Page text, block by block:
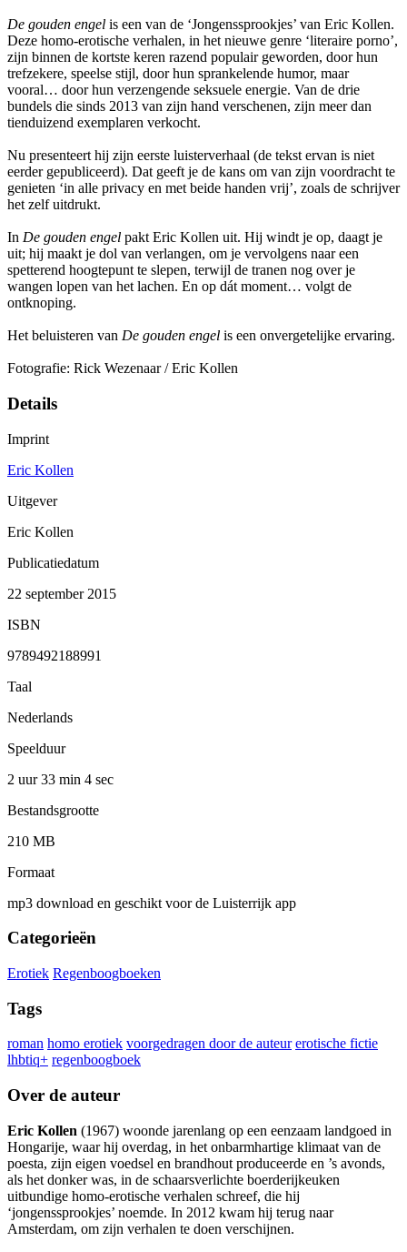
De gouden engel is een van de ‘Jongenssprookjes’ van Eric Kollen.
Deze homo-erotische verhalen, in het nieuwe genre ‘literaire porno’,
zijn binnen de kortste keren razend populair geworden, door hun
trefzekere, speelse stijl, door hun sprankelende humor, maar
vooral… door hun verzengende seksuele energie. Van de drie
bundels die sinds 2013 van zijn hand verschenen, zijn meer dan
tienduizend exemplaren verkocht.
Nu presenteert hij zijn eerste luisterverhaal (de tekst ervan is niet
eerder gepubliceerd). Dat geeft je de kans om van zijn voordracht te
genieten ‘in alle privacy en met beide handen vrij’, zoals de schrijver
het zelf uitdrukt.
In De gouden engel pakt Eric Kollen uit. Hij windt je op, daagt je
uit; hij maakt je dol van verlangen, om je vervolgens naar een
spetterend hoogtepunt te slepen, terwijl de tranen nog over je
wangen lopen van het lachen. En op dát moment… volgt de
ontknoping.
Het beluisteren van De gouden engel is een onvergetelijke ervaring.
Fotografie: Rick Wezenaar / Eric Kollen
Details
Imprint
Eric Kollen
Uitgever
Eric Kollen
Publicatiedatum
22 september 2015
ISBN
9789492188991
Taal
Nederlands
Speelduur
2 uur 33 min 4 sec
Bestandsgrootte
210 MB
Formaat
mp3 download en geschikt voor de Luisterrijk app
Categorieën
Erotiek Regenboogboeken
Tags
roman homo erotiek voorgedragen door de auteur erotische fictie
lhbtiq+ regenboogboek
Over de auteur
Eric Kollen (1967) woonde jarenlang op een eenzaam landgoed in
Hongarije, waar hij overdag, in het onbarmhartige klimaat van de
poesta, zijn eigen voedsel en brandhout produceerde en ’s avonds,
als het donker was, in de schaarsverlichte boerderijkeuken
uitbundige homo-erotische verhalen schreef, die hij
‘jongenssprookjes’ noemde. In 2012 kwam hij terug naar
Amsterdam, om zijn verhalen te doen verschijnen.